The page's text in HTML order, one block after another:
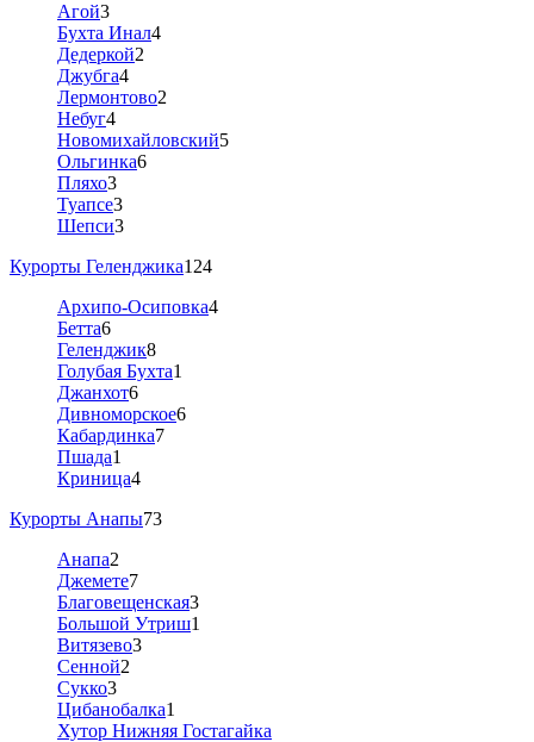
Агой3
Бухта Инал4
Дедеркой2
Джубга4
Лермонтово2
Небуг4
Новомихайловский5
Ольгинка6
Пляхо3
Туапсе3
Шепси3
Курорты Геленджика124
Архипо-Осиповка4
Бетта6
Геленджик8
Голубая Бухта1
Джанхот6
Дивноморское6
Кабардинка7
Пшада1
Криница4
Курорты Анапы73
Анапа2
Джемете7
Благовещенская3
Большой Утриш1
Витязево3
Сенной2
Сукко3
Цибанобалка1
Хутор Нижняя Гостагайка